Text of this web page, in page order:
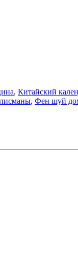
, Китайский
, Фен шуй